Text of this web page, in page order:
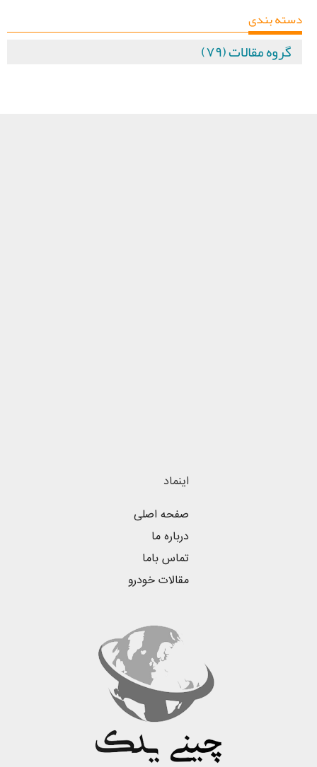
دسته بندی
گروه مقالات (۷۹)
اینماد
صفحه اصلی
درباره ما
تماس باما
مقالات خودرو